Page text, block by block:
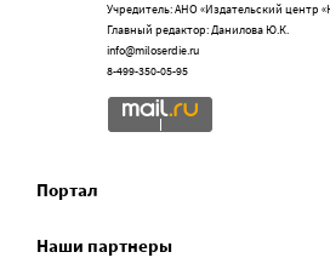
Учредитель: АНО «Издательский центр
Главный редактор: Данилова Ю.К.
info@miloserdie.ru
8-499-350-05-95
Портал
Наши партнеры